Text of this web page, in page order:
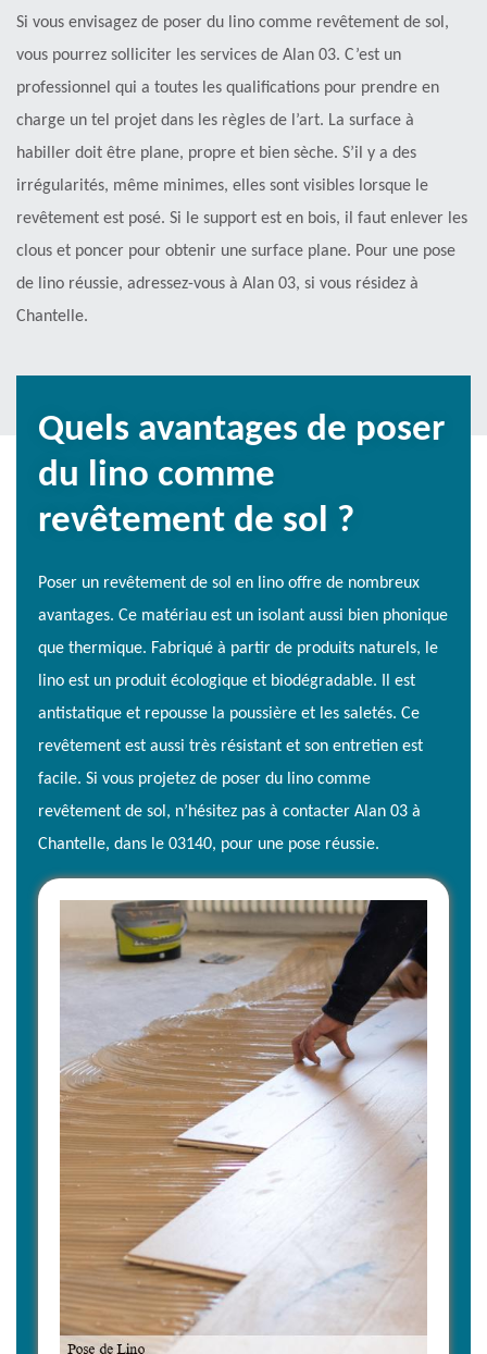
Si vous envisagez de poser du lino comme revêtement de sol,
vous pourrez solliciter les services de Alan 03. C’est un
professionnel qui a toutes les qualifications pour prendre en
charge un tel projet dans les règles de l’art. La surface à
habiller doit être plane, propre et bien sèche. S’il y a des
irrégularités, même minimes, elles sont visibles lorsque le
revêtement est posé. Si le support est en bois, il faut enlever les
clous et poncer pour obtenir une surface plane. Pour une pose
de lino réussie, adressez-vous à Alan 03, si vous résidez à
Chantelle.
Quels avantages de poser
du lino comme
revêtement de sol ?
Poser un revêtement de sol en lino offre de nombreux
avantages. Ce matériau est un isolant aussi bien phonique
que thermique. Fabriqué à partir de produits naturels, le
lino est un produit écologique et biodégradable. Il est
antistatique et repousse la poussière et les saletés. Ce
revêtement est aussi très résistant et son entretien est
facile. Si vous projetez de poser du lino comme
revêtement de sol, n’hésitez pas à contacter Alan 03 à
Chantelle, dans le 03140, pour une pose réussie.